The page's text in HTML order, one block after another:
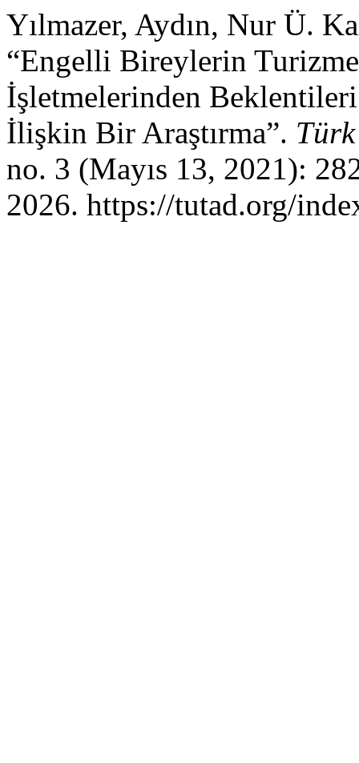
Yılmazer, Aydın, Nur Ü.
“Engelli Bireylerin
İşletmelerinden
İlişkin Bir Araştırma”.
no. 3 (Mayıs 13, 2021):
2026. https://tutad.org/